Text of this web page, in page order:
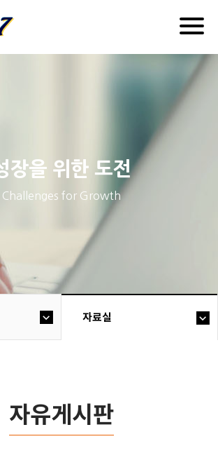
장을 위한 도전
Challenges for Growth
자료실
자유게시판